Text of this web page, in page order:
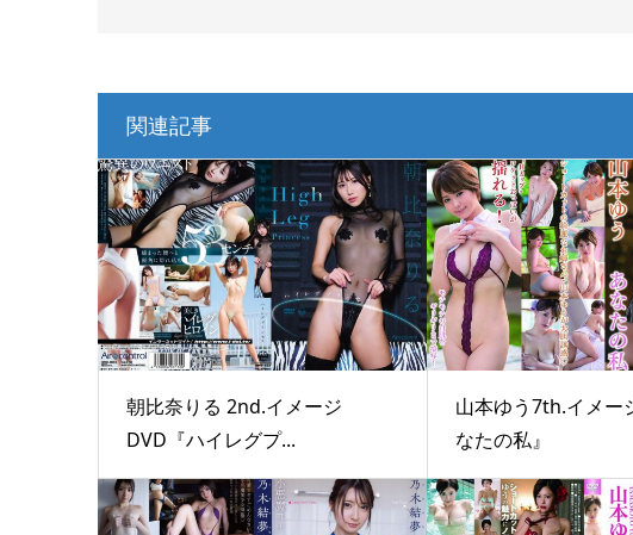
関連記事
朝比奈りる 2nd.イメージ
DVD『ハイレグプ...
山本ゆう7th.イメー
なたの私』